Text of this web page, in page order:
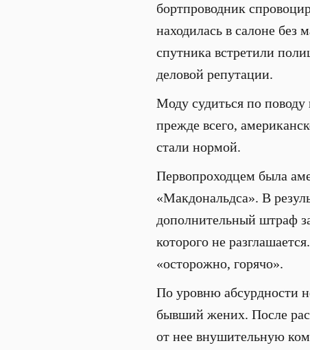
бортпроводник
находилась в салоне без
спутника встретили
деловой репутации.
Моду судиться по поводу
прежде всего,
стали нормой.
Первопроходцем была
«Макдональдса». В
дополнительный штраф
которого не
«осторожно, горячо».
По уровню абсурдности
бывший жених. После
от нее внушительную